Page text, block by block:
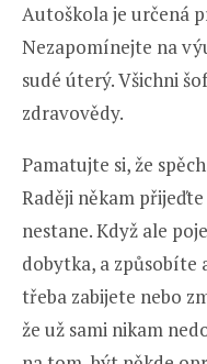
Autoškola je určená
Nezapomínejte na
sudé úterý. Všichni
zdravovědy.
Pamatujte si, že
Raději někam přijeďte
nestane. Když ale
dobytka, a způsobíte
třeba zabijete nebo
že už sami nikam